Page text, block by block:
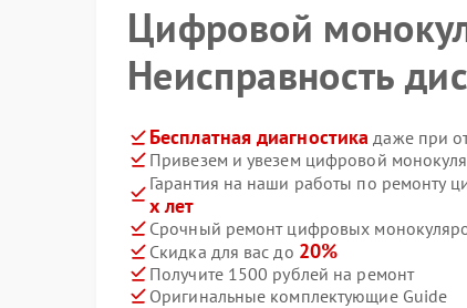
Цифровой
Неисправность
Бесплатная диагностика даже при
Привезем и увезем цифровой
Гарантия на наши работы по ремонту
х лет
Срочный ремонт цифровых
Скидка для вас до 20%
Получите 1500 рублей на ремонт
Оригинальные комплектующие Guide